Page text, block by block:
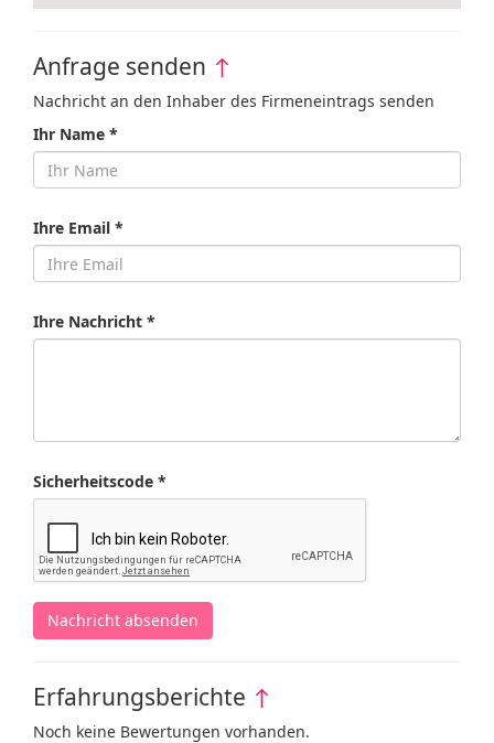
Anfrage senden ↑
Nachricht an den Inhaber des Firmeneintrags senden
Ihr Name *
Ihre Email *
Ihre Nachricht *
Sicherheitscode *
Nachricht absenden
Erfahrungsberichte ↑
Noch keine Bewertungen vorhanden.